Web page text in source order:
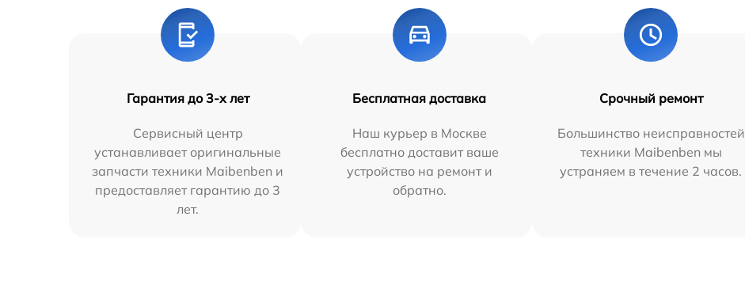
Гарантия до 3-х лет
Сервисный центр
устанавливает оригинальные
запчасти техники Maibenben и
предоставляет гарантию до 3
лет.
Бесплатная доставка
Наш курьер в Москве
бесплатно доставит ваше
устройство на ремонт и
обратно.
Срочный ремонт
Большинство неисправностей
техники Maibenben мы
устраняем в течение 2 часов.